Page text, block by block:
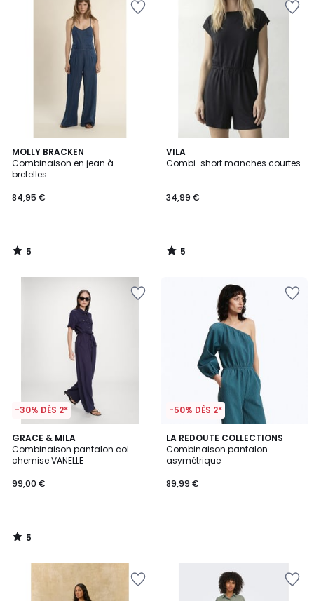
MOLLY BRACKEN
Combinaison en jean à
bretelles
84,95 €
5
/
5
5
/
VILA
Combi-short manches courtes
34,99 €
5
/
5
/
-30% DÈS 2*
GRACE & MILA
Combinaison pantalon col
chemise VANELLE
99,00 €
5
/
5
5
/
-50% DÈS 2*
LA REDOUTE COLLECTIONS
Combinaison pantalon
asymétrique
89,99 €